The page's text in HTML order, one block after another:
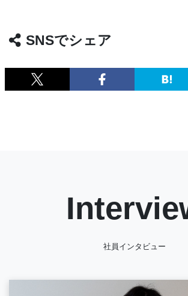
SNSでシェア
社員インタビュー